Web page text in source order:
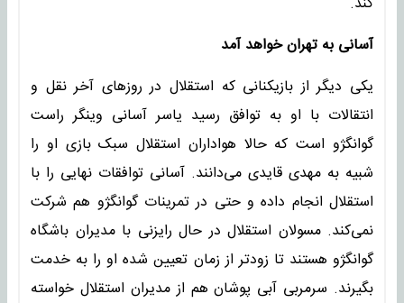
آسانی به تهران خواهد آمد
یکی دیگر از بازیکنانی که استقلال در روزهای آخر نقل و
انتقالات با او به توافق رسید یاسر آسانی وینگر راست
گوانگژو است که حالا هواداران استقلال سبک بازی او را
شبیه به مهدی قایدی می‌دانند. آسانی توافقات نهایی را با
استقلال انجام داده و حتی در تمرینات گوانگژو هم شرکت
نمی‌کند. مسولان استقلال در حال رایزنی با مدیران باشگاه
گوانگژو هستند تا زودتر از زمان تعیین شده او را به خدمت
بگیرند. سرمربی آبی پوشان هم از مدیران استقلال خواسته